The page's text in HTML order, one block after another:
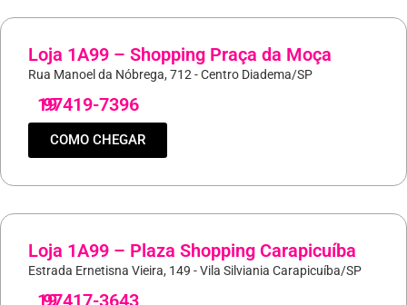
Loja 1A99 – Shopping Praça da Moça
Rua Manoel da Nóbrega, 712 - Centro Diadema/SP
19
97419-7396
COMO CHEGAR
Loja 1A99 – Plaza Shopping Carapicuíba
Estrada Ernetisna Vieira, 149 - Vila Silviania Carapicuíba/SP
19
97417-3643